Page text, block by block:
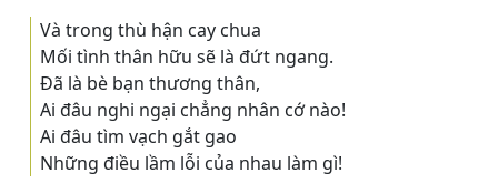
Và trong thù hận cay chua
Mối tình thân hữu sẽ là đứt ngang.
Ðã là bè bạn thương thân,
Ai đâu nghi ngại chẳng nhân cớ nào!
Ai đâu tìm vạch gắt gao
Những điều lầm lỗi của nhau làm gì!